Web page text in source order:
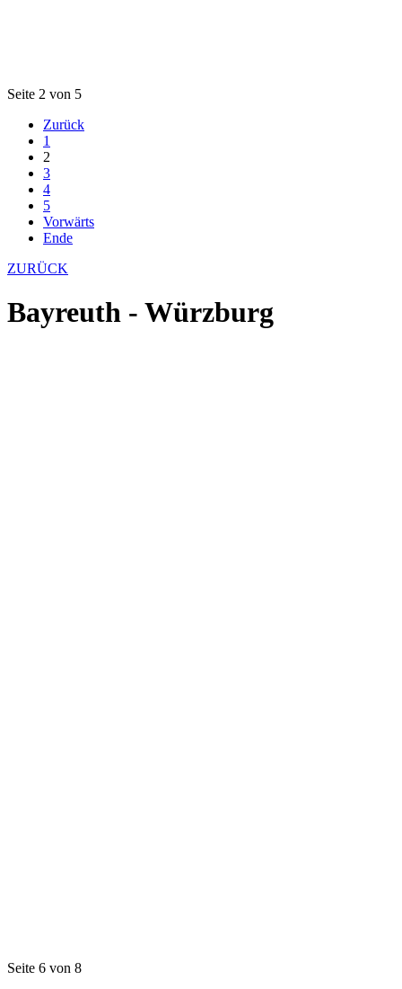
Seite 2 von 5
Zurück
1
2
3
4
5
Vorwärts
Ende
ZURÜCK
Bayreuth - Würzburg
Seite 6 von 8